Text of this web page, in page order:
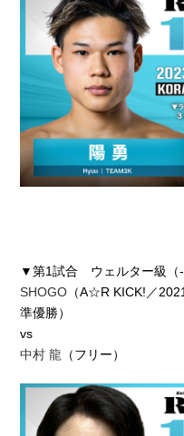
▼第1試合 ウェルター級（-
SHOGO （A☆R KICK!／
準優勝）
vs
中村 龍 （フリー）